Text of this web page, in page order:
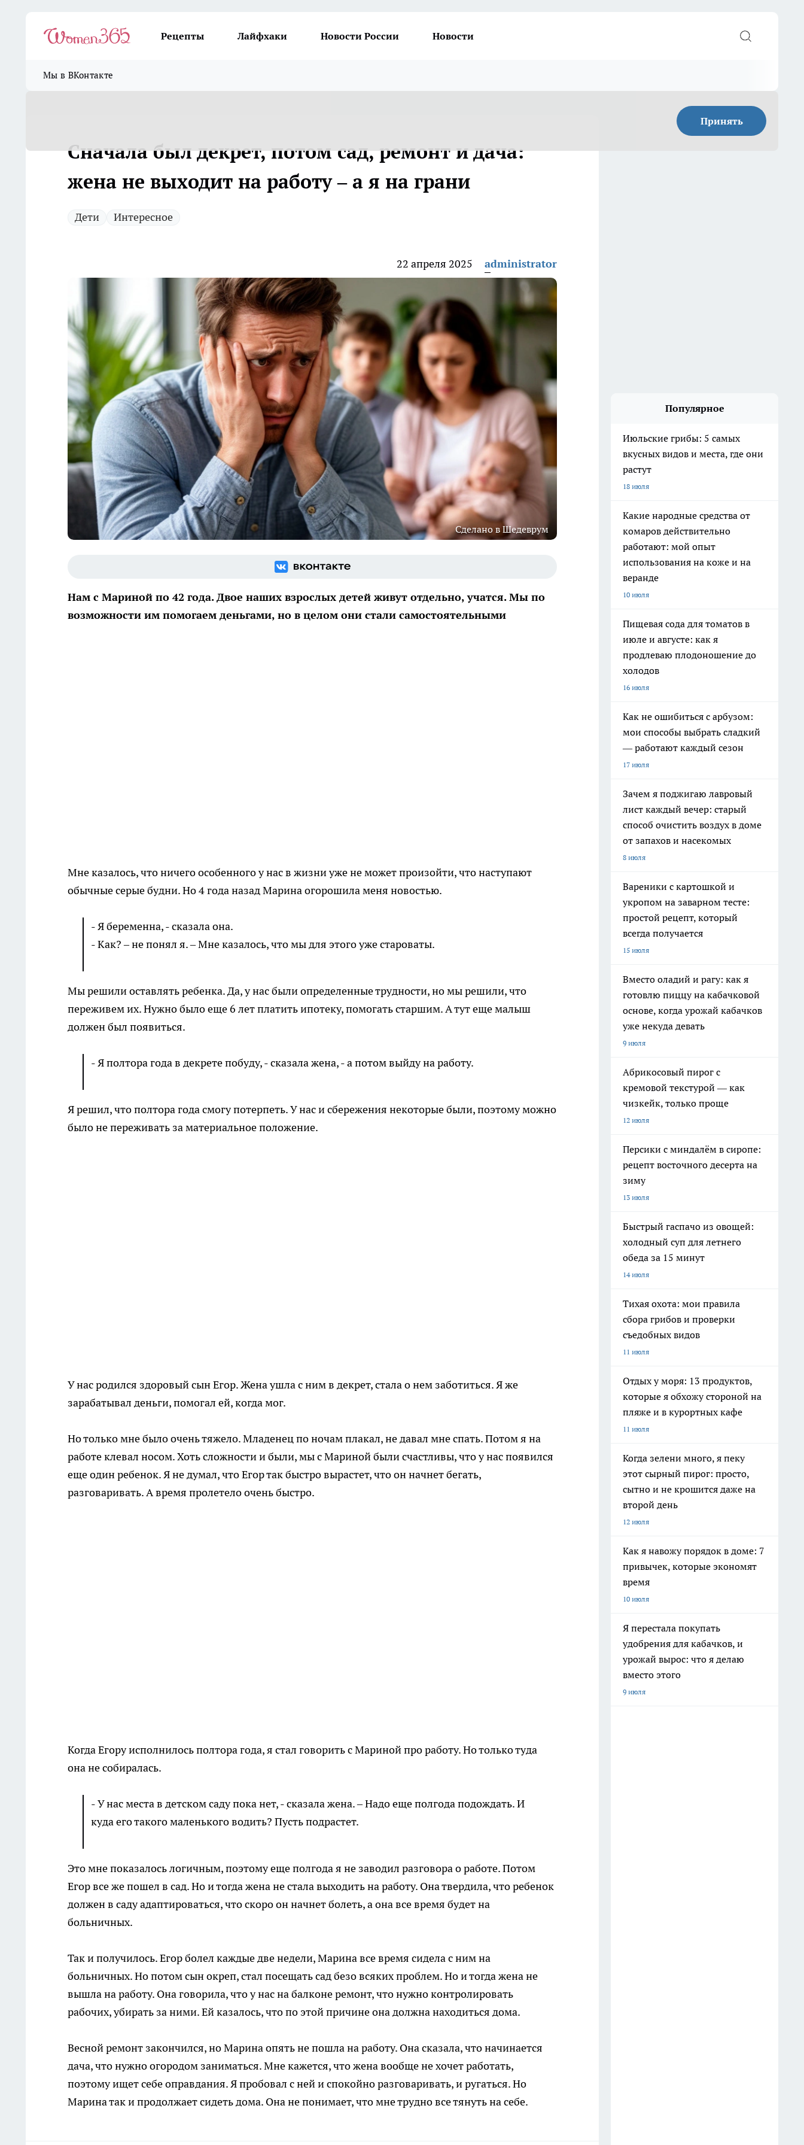
Рецепты Лайфхаки Новости России Новости
Мы в ВКонтакте
Принять
Сначала был декрет, потом сад, ремонт и дача:
жена не выходит на работу – а я на грани
Дети Интересное
22 апреля 2025 administrator
Сделано в Шедеврум
Нам с Мариной по 42 года. Двое наших взрослых детей живут отдельно, учатся. Мы по
возможности им помогаем деньгами, но в целом они стали самостоятельными
Мне казалось, что ничего особенного у нас в жизни уже не может произойти, что наступают
обычные серые будни. Но 4 года назад Марина огорошила меня новостью.
- Я беременна, - сказала она.
- Как? – не понял я. – Мне казалось, что мы для этого уже староваты.
Мы решили оставлять ребенка. Да, у нас были определенные трудности, но мы решили, что
переживем их. Нужно было еще 6 лет платить ипотеку, помогать старшим. А тут еще малыш
должен был появиться.
- Я полтора года в декрете побуду, - сказала жена, - а потом выйду на работу.
Я решил, что полтора года смогу потерпеть. У нас и сбережения некоторые были, поэтому можно
было не переживать за материальное положение.
У нас родился здоровый сын Егор. Жена ушла с ним в декрет, стала о нем заботиться. Я же
зарабатывал деньги, помогал ей, когда мог.
Но только мне было очень тяжело. Младенец по ночам плакал, не давал мне спать. Потом я на
работе клевал носом. Хоть сложности и были, мы с Мариной были счастливы, что у нас появился
еще один ребенок. Я не думал, что Егор так быстро вырастет, что он начнет бегать,
разговаривать. А время пролетело очень быстро.
Когда Егору исполнилось полтора года, я стал говорить с Мариной про работу. Но только туда
она не собиралась.
- У нас места в детском саду пока нет, - сказала жена. – Надо еще полгода подождать. И
куда его такого маленького водить? Пусть подрастет.
Это мне показалось логичным, поэтому еще полгода я не заводил разговора о работе. Потом
Егор все же пошел в сад. Но и тогда жена не стала выходить на работу. Она твердила, что ребенок
должен в саду адаптироваться, что скоро он начнет болеть, а она все время будет на
больничных.
Так и получилось. Егор болел каждые две недели, Марина все время сидела с ним на
больничных. Но потом сын окреп, стал посещать сад безо всяких проблем. Но и тогда жена не
вышла на работу. Она говорила, что у нас на балконе ремонт, что нужно контролировать
рабочих, убирать за ними. Ей казалось, что по этой причине она должна находиться дома.
Весной ремонт закончился, но Марина опять не пошла на работу. Она сказала, что начинается
дача, что нужно огородом заниматься. Мне кажется, что жена вообще не хочет работать,
поэтому ищет себе оправдания. Я пробовал с ней и спокойно разговаривать, и ругаться. Но
Марина так и продолжает сидеть дома. Она не понимает, что мне трудно все тянуть на себе.
Популярное
Июльские грибы: 5 самых
вкусных видов и места, где они
растут
18 июля
Какие народные средства от
комаров действительно
работают: мой опыт
использования на коже и на
веранде
10 июля
Пищевая сода для томатов в
июле и августе: как я
продлеваю плодоношение до
холодов
16 июля
Как не ошибиться с арбузом:
мои способы выбрать сладкий
— работают каждый сезон
17 июля
Зачем я поджигаю лавровый
лист каждый вечер: старый
способ очистить воздух в доме
от запахов и насекомых
8 июля
Вареники с картошкой и
укропом на заварном тесте:
простой рецепт, который
всегда получается
15 июля
Вместо оладий и рагу: как я
готовлю пиццу на кабачковой
основе, когда урожай кабачков
уже некуда девать
9 июля
Абрикосовый пирог с
кремовой текстурой — как
чизкейк, только проще
12 июля
Персики с миндалём в сиропе:
рецепт восточного десерта на
зиму
13 июля
Быстрый гаспачо из овощей:
холодный суп для летнего
обеда за 15 минут
14 июля
Тихая охота: мои правила
сбора грибов и проверки
съедобных видов
11 июля
Отдых у моря: 13 продуктов,
которые я обхожу стороной на
пляже и в курортных кафе
11 июля
Когда зелени много, я пеку
этот сырный пирог: просто,
сытно и не крошится даже на
второй день
12 июля
Как я навожу порядок в доме: 7
привычек, которые экономят
время
10 июля
Я перестала покупать
удобрения для кабачков, и
урожай вырос: что я делаю
вместо этого
9 июля